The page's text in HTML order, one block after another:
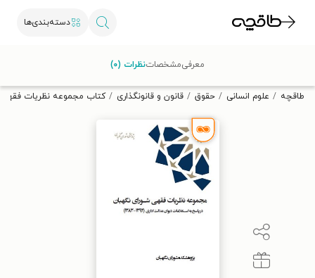
دسته‌بندی‌ها
تخفیف از طاقچه دریافت کن.
طاقچه علوم انسانی حقوق قانون و قانونگذاری کتاب مجموعه نظریات فقهی
معرفیمشخصاتنظرات (۰)